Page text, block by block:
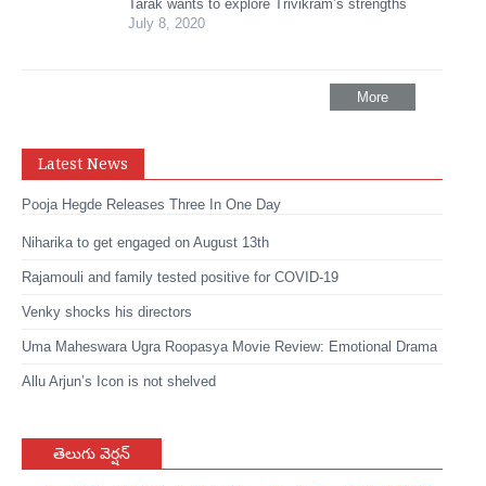
Tarak wants to explore Trivikram’s strengths
July 8, 2020
More
Latest News
Pooja Hegde Releases Three In One Day
Niharika to get engaged on August 13th
Rajamouli and family tested positive for COVID-19
Venky shocks his directors
Uma Maheswara Ugra Roopasya Movie Review: Emotional Drama
Allu Arjun’s Icon is not shelved
తెలుగు వెర్షన్